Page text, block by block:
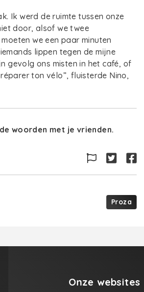
Ik werd de ruimte tussen onze
door, alsof we twee
we een paar minuten
lippen tegen de mijne
gevolg ons misten in het café, of
ton vélo”, fluisterde Nino,
woorden met je vrienden.
Proza
Onze websites